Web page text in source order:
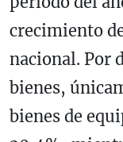
crecimiento
nacional. Por
bienes,
bienes de